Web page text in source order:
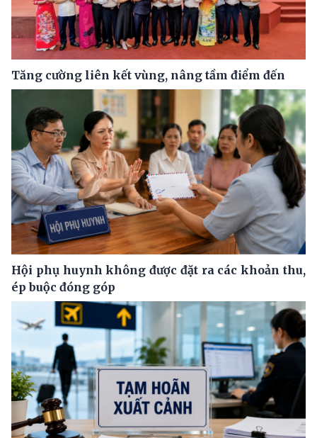
Tăng cường liên kết vùng, nâng tầm điểm đến
Hội phụ huynh không được đặt ra các khoản thu,
ép buộc đóng góp